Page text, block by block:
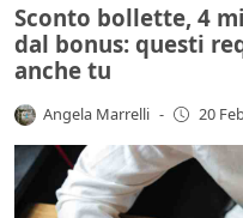
Sconto bollette, 4
dal bonus: questi
anche tu
Angela Marrelli - 20